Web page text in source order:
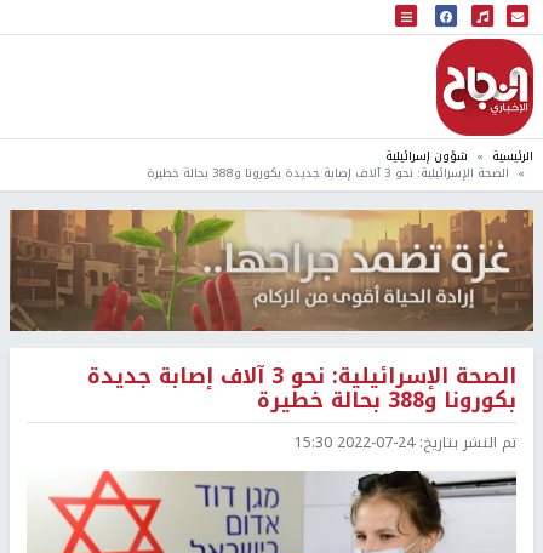
البث المباشر
إذاعة النجاح
الرئيسية شؤون إسرائيلية
الصحة الإسرائيلية: نحو 3 آلاف إصابة جديدة بكورونا و388 بحالة خطيرة
الصحة الإسرائيلية: نحو 3 آلاف إصابة جديدة
بكورونا و388 بحالة خطيرة
تم النشر بتاريخ:2022-07-24 15:30